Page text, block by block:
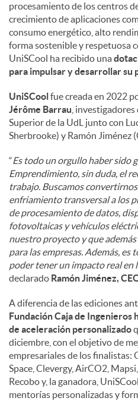
procesamiento de los centros
crecimiento de aplicaciones
consumo energético, alto
forma sostenible y respetuosa
UniSCool ha recibido una
para impulsar y desarrollar su
UniSCool fue creada en 2022
Jérôme Barrau ,
Superior de la UdL junto con
Sherbrooke) y Ramón Jiménez
“Es todo un orgullo haber sido
Emprendimiento, sin duda, el
trabajo. Buscamos
enfriamiento transversal a los
de procesamiento de datos,
fotovoltaicas y vehículos
nuestro proyecto y que
para las empresas. Además,
poder tener un impacto real en
declarado Ramón Jiménez,
A diferencia de las ediciones
Fundación Caja de
de aceleración personalizado
diciembre, con el objetivo de
empresariales de los finalistas:
Space, Clevergy, AirCO2,
Recobo y, la ganadora,
mentorías personalizadas y